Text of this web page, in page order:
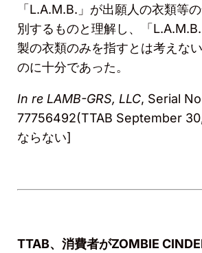
「 L.A.M.B. 」が出願人の衣類等
別するものと理解し、「 L.A.M.B.
製の衣類のみを指すとは考えな
のに十分であった。
In re LAMB-GRS, LLC, Serial
77756492(TTAB September
ならない]
TTAB、消費者がZOMBIE